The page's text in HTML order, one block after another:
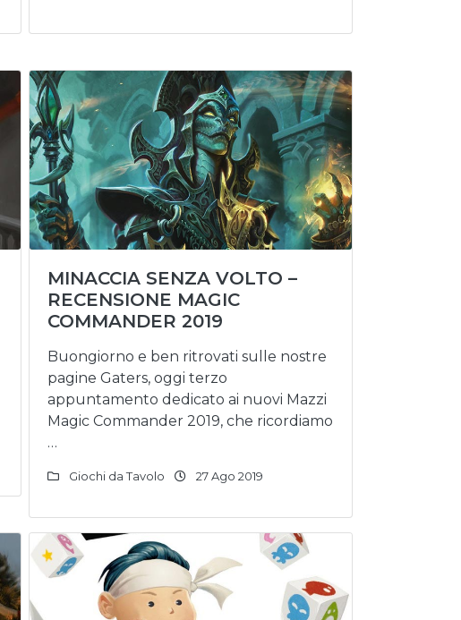
MINACCIA SENZA VOLTO –
RECENSIONE MAGIC
COMMANDER 2019
Buongiorno e ben ritrovati sulle nostre
pagine Gaters, oggi terzo
appuntamento dedicato ai nuovi Mazzi
Magic Commander 2019, che ricordiamo
…
Giochi da Tavolo 27 Ago 2019